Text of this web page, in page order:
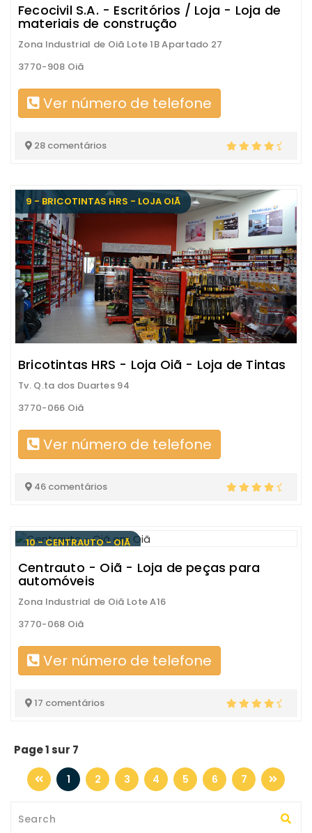
Fecocivil S.A. - Escritórios / Loja - Loja de
materiais de construção
Zona Industrial de Oiã Lote 1B Apartado 27
3770-908 Oiã
Ver número de telefone
28 comentários
9 - BRICOTINTAS HRS - LOJA OIÃ
Bricotintas HRS - Loja Oiã - Loja de Tintas
Tv. Q.ta dos Duartes 94
3770-066 Oiã
Ver número de telefone
46 comentários
10 - CENTRAUTO - OIÃ
Centrauto - Oiã - Loja de peças para
automóveis
Zona Industrial de Oiã Lote A16
3770-068 Oiã
Ver número de telefone
17 comentários
Page 1 sur 7
1 2 3 4 5 6 7